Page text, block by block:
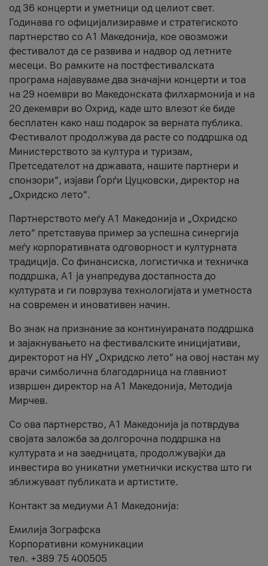
од 36 концерти и уметници од целиот свет.
Годинава го официјализиравме и стратегиското
партнерство со А1 Македонија, кое овозможи
фестивалот да се развива и надвор од летните
месеци. Во рамките на постфестивалската
програма најавуваме два значајни концерти и тоа
на 29 ноември во Македонската филхармонија и на
20 декември во Охрид, каде што влезот ќе биде
бесплатен како наш подарок за верната публика.
Фестивалот продолжува да расте со поддршка од
Министерството за култура и туризам,
Претседателот на државата, нашите партнери и
спонзори“, изјави Ѓорѓи Цуцковски, директор на
„Охридско лето“.
Партнерството меѓу A1 Македонија и „Охридско
лето“ претставува пример за успешна синергија
меѓу корпоративната одговорност и културната
традиција. Со финансиска, логистичка и техничка
поддршка, A1 ја унапредува достапноста до
културата и ги поврзува технологијата и уметноста
на современ и иновативен начин.
Во знак на признание за континуираната поддршка
и зајакнувањето на фестивалските иницијативи,
директорот на НУ „Охридско лето“ на овој настан му
врачи симболична благодарница на главниот
извршен директор на A1 Македонија, Методија
Мирчев.
Со ова партнерство, A1 Македонија ја потврдува
својата заложба за долгорочна поддршка на
културата и на заедницата, продолжувајќи да
инвестира во уникатни уметнички искуства што ги
зближуваат публиката и артистите.
Контакт за медиуми А1 Македонија:
Емилија Зографска
Корпоративни комуникации
тел. +389 75 400505